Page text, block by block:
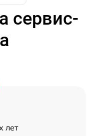
сервис-
лет